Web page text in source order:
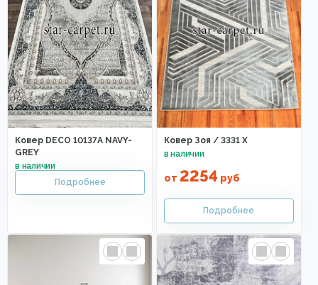
Ковер DECO 10137A NAVY-
GREY
Ковер Зоя / 3331 X
от 2254руб